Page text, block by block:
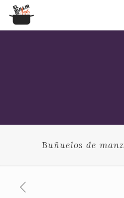
Buñuelos de